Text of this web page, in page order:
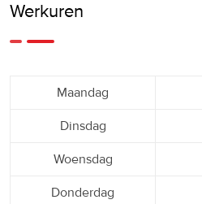
Werkuren
Maandag
Dinsdag
Woensdag
Donderdag